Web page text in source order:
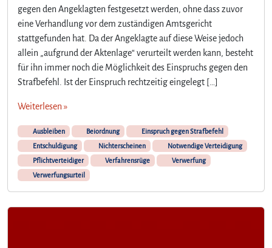
gegen den Angeklagten festgesetzt werden, ohne dass zuvor
eine Verhandlung vor dem zuständigen Amtsgericht
stattgefunden hat. Da der Angeklagte auf diese Weise jedoch
allein „aufgrund der Aktenlage“ verurteilt werden kann, besteht
für ihn immer noch die Möglichkeit des Einspruchs gegen den
Strafbefehl. Ist der Einspruch rechtzeitig eingelegt […]
Weiterlesen »
Ausbleiben Beiordnung
Einspruch gegen Strafbefehl
Entschuldigung
Nichterscheinen
Notwendige Verteidigung
Pflichtverteidiger
Verfahrensrüge
Verwerfung
Verwerfungsurteil